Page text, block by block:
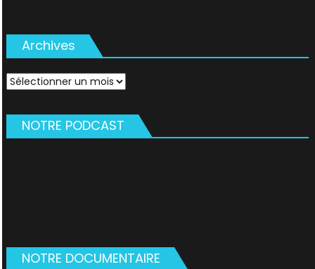
Archives
Archives
NOTRE PODCAST
NOTRE DOCUMENTAIRE